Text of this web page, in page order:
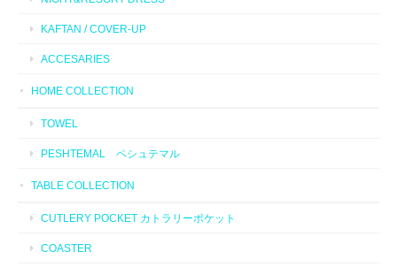
KAFTAN / COVER-UP
ACCESARIES
HOME COLLECTION
TOWEL
PESHTEMAL ペシュテマル
TABLE COLLECTION
CUTLERY POCKET カトラリーポケット
COASTER